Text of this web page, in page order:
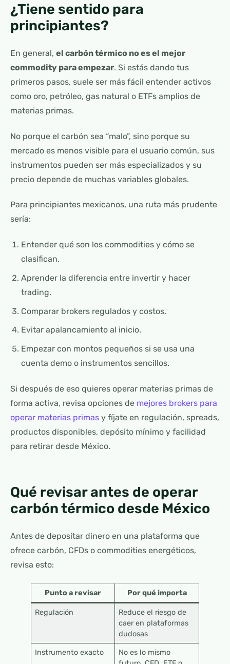
¿Tiene sentido para
principiantes?
En general, el carbón térmico no es el mejor
commodity para empezar. Si estás dando tus
primeros pasos, suele ser más fácil entender activos
como oro, petróleo, gas natural o ETFs amplios de
materias primas.
No porque el carbón sea “malo”, sino porque su
mercado es menos visible para el usuario común, sus
instrumentos pueden ser más especializados y su
precio depende de muchas variables globales.
Para principiantes mexicanos, una ruta más prudente
sería:
Entender qué son los commodities y cómo se
clasifican.
Aprender la diferencia entre invertir y hacer
trading.
Comparar brokers regulados y costos.
Evitar apalancamiento al inicio.
Empezar con montos pequeños si se usa una
cuenta demo o instrumentos sencillos.
Si después de eso quieres operar materias primas de
forma activa, revisa opciones de mejores brokers para
operar materias primas y fíjate en regulación, spreads,
productos disponibles, depósito mínimo y facilidad
para retirar desde México.
Qué revisar antes de operar
carbón térmico desde México
Antes de depositar dinero en una plataforma que
ofrece carbón, CFDs o commodities energéticos,
revisa esto:
Punto a revisar Por qué importa
Regulación
Reduce el riesgo de
caer en plataformas
dudosas
Instrumento exacto
No es lo mismo